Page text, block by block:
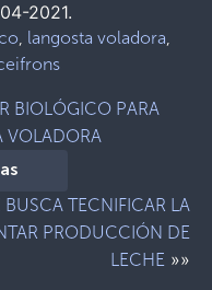
2021.
, langosta voladora,
BIOLÓGICO PARA
VOLADORA
TECNIFICAR LA
PRODUCCIÓN DE
LECHE »»